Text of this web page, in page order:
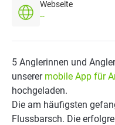
Webseite
--
5 Anglerinnen und
unserer mobile App für
hochgeladen.
Die am häufigsten
Flussbarsch. Die